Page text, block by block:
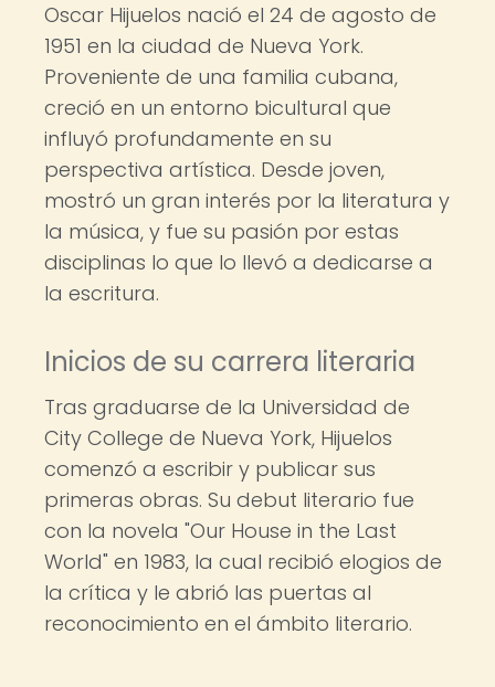
Oscar Hijuelos nació el 24 de agosto de
1951 en la ciudad de Nueva York.
Proveniente de una familia cubana,
creció en un entorno bicultural que
influyó profundamente en su
perspectiva artística. Desde joven,
mostró un gran interés por la literatura y
la música, y fue su pasión por estas
disciplinas lo que lo llevó a dedicarse a
la escritura.
Inicios de su carrera literaria
Tras graduarse de la Universidad de
City College de Nueva York, Hijuelos
comenzó a escribir y publicar sus
primeras obras. Su debut literario fue
con la novela "Our House in the Last
World" en 1983, la cual recibió elogios de
la crítica y le abrió las puertas al
reconocimiento en el ámbito literario.